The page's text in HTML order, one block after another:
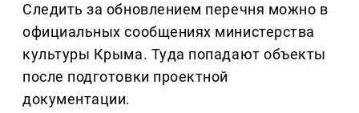
Следить за обновлением перечня можно в
официальных сообщениях министерства
культуры Крыма. Туда попадают объекты
после подготовки проектной
документации.